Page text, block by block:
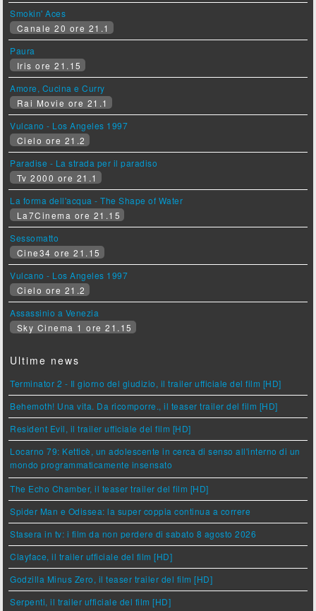
Smokin' Aces
Canale 20 ore 21.1
Paura
Iris ore 21.15
Amore, Cucina e Curry
Rai Movie ore 21.1
Vulcano - Los Angeles 1997
Cielo ore 21.2
Paradise - La strada per il paradiso
Tv 2000 ore 21.1
La forma dell'acqua - The Shape of Water
La7Cinema ore 21.15
Sessomatto
Cine34 ore 21.15
Vulcano - Los Angeles 1997
Cielo ore 21.2
Assassinio a Venezia
Sky Cinema 1 ore 21.15
Ultime news
Terminator 2 - Il giorno del giudizio, il trailer ufficiale del film [HD]
Behemoth! Una vita. Da ricomporre., il teaser trailer del film [HD]
Resident Evil, il trailer ufficiale del film [HD]
Locarno 79: Ketticè, un adolescente in cerca di senso all'interno di un
mondo programmaticamente insensato
The Echo Chamber, il teaser trailer del film [HD]
Spider Man e Odissea: la super coppia continua a correre
Stasera in tv: i film da non perdere di sabato 8 agosto 2026
Clayface, il trailer ufficiale del film [HD]
Godzilla Minus Zero, il teaser trailer del film [HD]
Serpenti, il trailer ufficiale del film [HD]